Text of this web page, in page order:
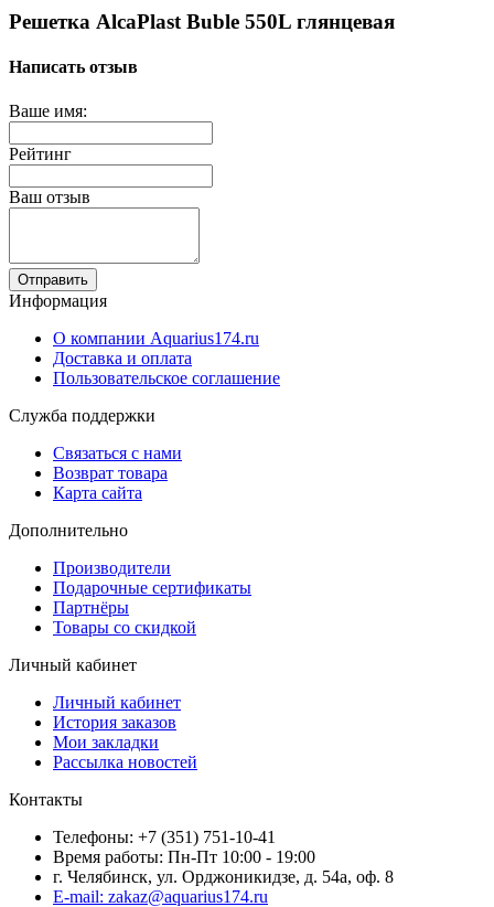
Решетка AlcaPlast Buble 550L глянцевая
Написать отзыв
Ваше имя:
Рейтинг
Ваш отзыв
Отправить
Информация
О компании Aquarius174.ru
Доставка и оплата
Пользовательское соглашение
Служба поддержки
Связаться с нами
Возврат товара
Карта сайта
Дополнительно
Производители
Подарочные сертификаты
Партнёры
Товары со скидкой
Личный кабинет
Личный кабинет
История заказов
Мои закладки
Рассылка новостей
Контакты
Телефоны: +7 (351) 751-10-41
Время работы: Пн-Пт 10:00 - 19:00
г. Челябинск, ул. Орджоникидзе, д. 54а, оф. 8
E-mail: zakaz@aquarius174.ru